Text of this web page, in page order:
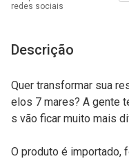
redes sociais
Descrição
Quer transformar sua
elos 7 mares? A gente
s vão ficar muito mais
O produto é importado,